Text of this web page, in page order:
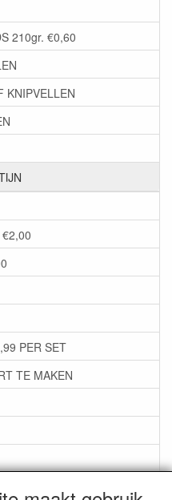
210gr. €0,60
KNIPVELLEN
PER SET
TE MAKEN
STEMPELS